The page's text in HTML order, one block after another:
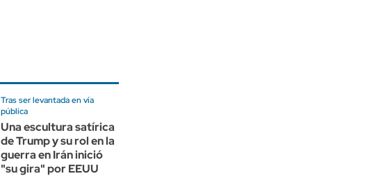
Tras ser levantada en vía
pública
Una escultura satírica
de Trump y su rol en la
guerra en Irán inició
"su gira" por EEUU